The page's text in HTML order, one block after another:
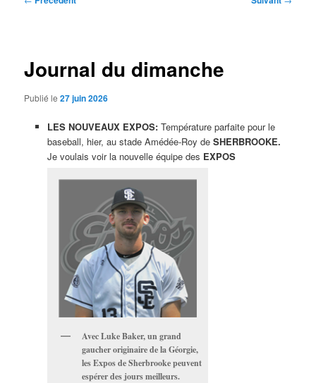
Journal du dimanche
Publié le27 juin 2026
LES NOUVEAUX EXPOS: Température parfaite pour le
baseball, hier, au stade Amédée-Roy de SHERBROOKE.
Je voulais voir la nouvelle équipe des EXPOS
Avec Luke Baker, un grand
gaucher originaire de la Géorgie,
les Expos de Sherbrooke peuvent
espérer des jours meilleurs.